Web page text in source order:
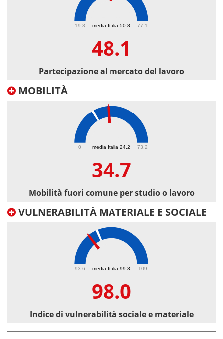
media Italia 50.8
19.3 77.1
48.1
Partecipazione al mercato del lavoro
MOBILITÀ
media Italia 24.2
0 73.2
34.7
Mobilità fuori comune per studio o lavoro
VULNERABILITÀ MATERIALE E SOCIALE
media Italia 99.3
93.6 109
98.0
Indice di vulnerabilità sociale e materiale